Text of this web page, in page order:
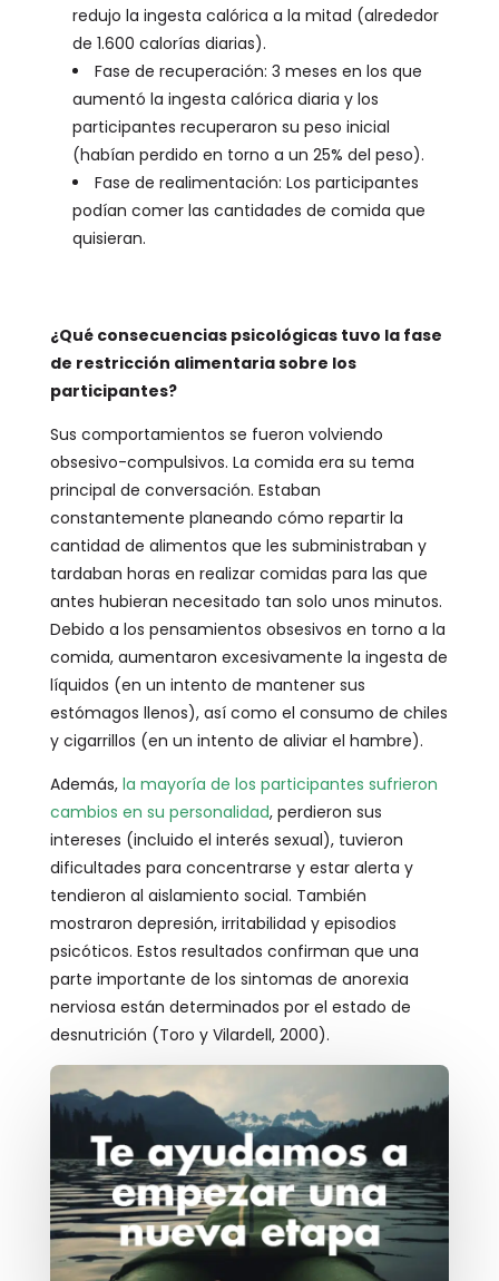
redujo la ingesta calórica a la mitad (alrededor
de 1.600 calorías diarias).
Fase de recuperación: 3 meses en los que
aumentó la ingesta calórica diaria y los
participantes recuperaron su peso inicial
(habían perdido en torno a un 25% del peso).
Fase de realimentación: Los participantes
podían comer las cantidades de comida que
quisieran.
¿Qué consecuencias psicológicas tuvo la fase
de restricción alimentaria sobre los
participantes?
Sus comportamientos se fueron volviendo
obsesivo-compulsivos. La comida era su tema
principal de conversación. Estaban
constantemente planeando cómo repartir la
cantidad de alimentos que les subministraban y
tardaban horas en realizar comidas para las que
antes hubieran necesitado tan solo unos minutos.
Debido a los pensamientos obsesivos en torno a la
comida, aumentaron excesivamente la ingesta de
líquidos (en un intento de mantener sus
estómagos llenos), así como el consumo de chiles
y cigarrillos (en un intento de aliviar el hambre).
Además, la mayoría de los participantes sufrieron
cambios en su personalidad, perdieron sus
intereses (incluido el interés sexual), tuvieron
dificultades para concentrarse y estar alerta y
tendieron al aislamiento social. También
mostraron depresión, irritabilidad y episodios
psicóticos. Estos resultados confirman que una
parte importante de los sintomas de anorexia
nerviosa están determinados por el estado de
desnutrición (Toro y Vilardell, 2000).